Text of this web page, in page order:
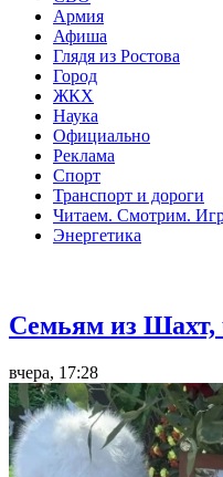
Армия
Афиша
Глядя из Ростова
Город
ЖКХ
Наука
Официально
Реклама
Спорт
Транспорт и дороги
Читаем. Смотрим.
Энергетика
Семьям из Шахт,
вчера, 17:28